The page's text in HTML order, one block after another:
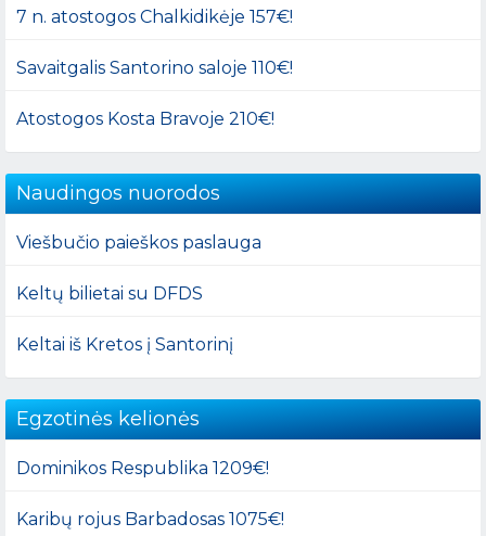
7 n. atostogos Chalkidikėje 157€!
Savaitgalis Santorino saloje 110€!
Atostogos Kosta Bravoje 210€!
Naudingos nuorodos
Viešbučio paieškos paslauga
Keltų bilietai su DFDS
Keltai iš Kretos į Santorinį
Egzotinės kelionės
Dominikos Respublika 1209€!
Karibų rojus Barbadosas 1075€!